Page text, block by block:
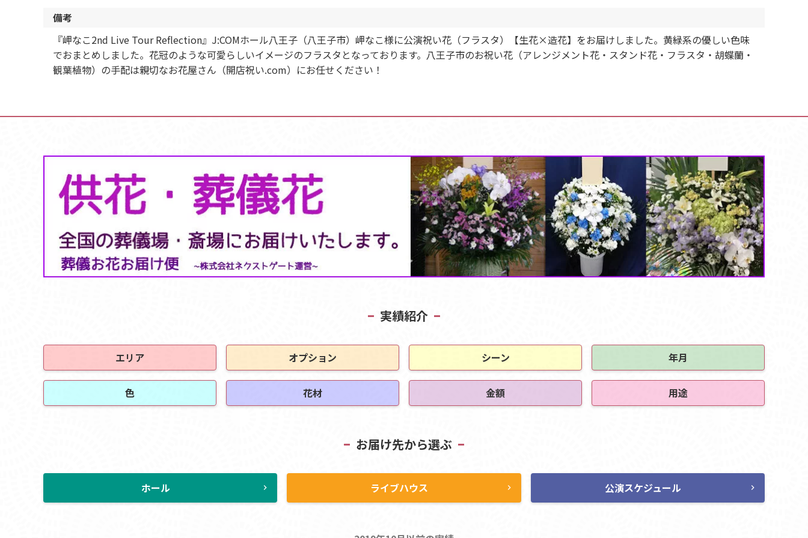
備考
『岬なこ2nd Live Tour Reflection』J:COMホール八王子（八王子市）岬なこ様に公演祝い花（フラスタ）【生花×造花】をお届けしました。黄緑系の優しい色味
でおまとめしました。花冠のような可愛らしいイメージのフラスタとなっております。八王子市のお祝い花（アレンジメント花・スタンド花・フラスタ・胡蝶蘭・
観葉植物）の手配は親切なお花屋さん（開店祝い.com）にお任せください！
実績紹介
エリア オプション シーン 年月
色 花材 金額 用途
お届け先から選ぶ
ホール chevron_right ライブハウス chevron_right 公演スケジュール chevron_right